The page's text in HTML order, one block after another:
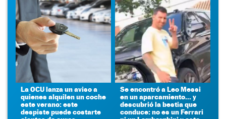
La OCU lanza un aviso a
quienes alquilen un coche
este verano: este
despiste puede costarte
Se encontró a Leo Messi
en un aparcamiento... y
descubrió la bestia que
conduce: no es un Ferrari